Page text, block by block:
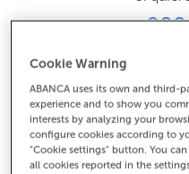
900
Cookie Warning
ABANCA uses its own and third-
experience and to show you
interests by analyzing your
configure cookies according to
"Cookie settings" button. You
all cookies reported in the